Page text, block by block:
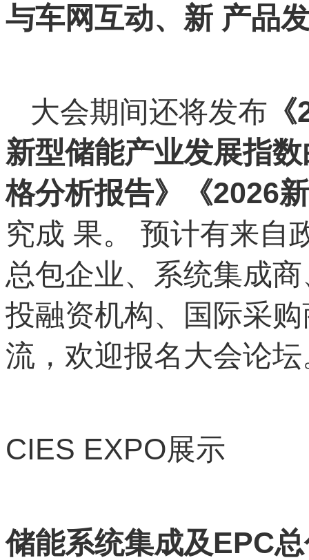
与车网互动、新 产品
大会期间还将发布
新型储能产业发展指
格分析报告》《2026
究成 果。 预计有来自
总包企业、系统集成
投融资机构、国际采
流，欢迎报名大会论坛
CIES EXPO展示
储能系统集成及EPC